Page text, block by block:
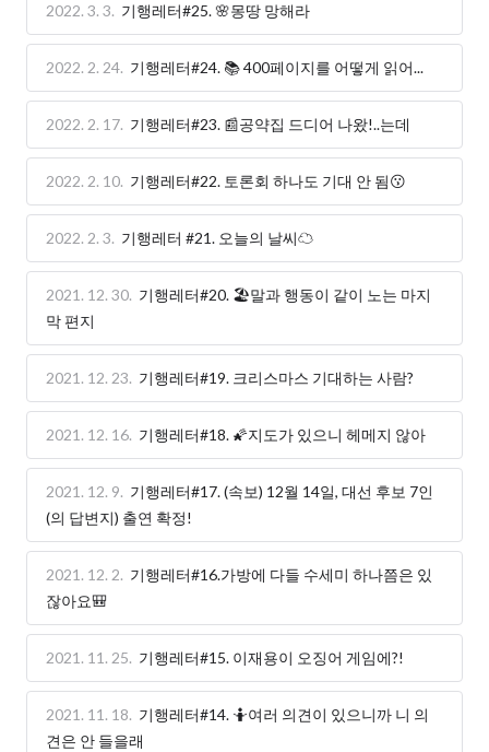
2022. 3. 3. 기행레터#25. 🌸몽땅 망해라
2022. 2. 24. 기행레터#24. 📚 400페이지를 어떻게 읽어...
2022. 2. 17. 기행레터#23. 📰공약집 드디어 나왔!..는데
2022. 2. 10. 기행레터#22. 토론회 하나도 기대 안 됨😗
2022. 2. 3. 기행레터 #21. 오늘의 날씨☁
2021. 12. 30. 기행레터#20. 🏖️말과 행동이 같이 노는 마지
막 편지
2021. 12. 23. 기행레터#19. 크리스마스 기대하는 사람?
2021. 12. 16. 기행레터#18. 🌠지도가 있으니 헤메지 않아
2021. 12. 9. 기행레터#17. (속보) 12월 14일, 대선 후보 7인
(의 답변지) 출연 확정!
2021. 12. 2. 기행레터#16.가방에 다들 수세미 하나쯤은 있
잖아요🎒
2021. 11. 25. 기행레터#15. 이재용이 오징어 게임에?!
2021. 11. 18. 기행레터#14. 🤷여러 의견이 있으니까 니 의
견은 안 들을래